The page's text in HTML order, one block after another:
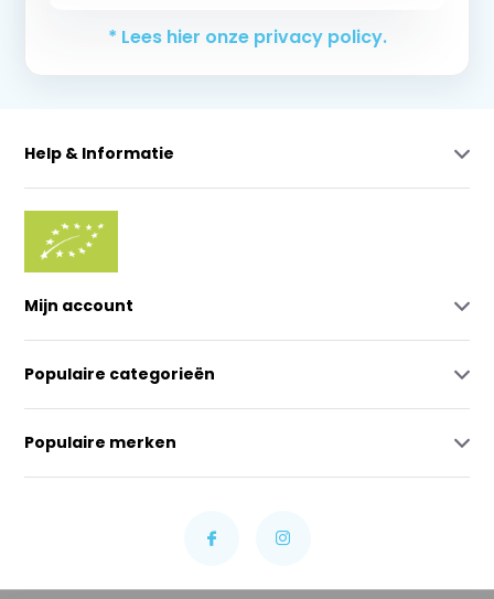
* Lees hier onze privacy policy.
Help & Informatie
Mijn account
Populaire categorieën
Populaire merken